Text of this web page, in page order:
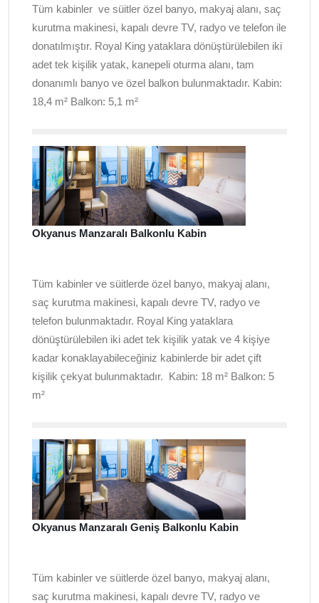
Tüm kabinler ve süitler özel banyo, makyaj alanı, saç
kurutma makinesi, kapalı devre TV, radyo ve telefon ile
donatılmıştır. Royal King yataklara dönüştürülebilen iki
adet tek kişilik yatak, kanepeli oturma alanı, tam
donanımlı banyo ve özel balkon bulunmaktadır. Kabin:
18,4 m² Balkon: 5,1 m²
Okyanus Manzaralı Balkonlu Kabin
Tüm kabinler ve süitlerde özel banyo, makyaj alanı,
saç kurutma makinesi, kapalı devre TV, radyo ve
telefon bulunmaktadır. Royal King yataklara
dönüştürülebilen iki adet tek kişilik yatak ve 4 kişiye
kadar konaklayabileceğiniz kabinlerde bir adet çift
kişilik çekyat bulunmaktadır. Kabin: 18 m² Balkon: 5
m²
Okyanus Manzaralı Geniş Balkonlu Kabin
Tüm kabinler ve süitlerde özel banyo, makyaj alanı,
saç kurutma makinesi, kapalı devre TV, radyo ve